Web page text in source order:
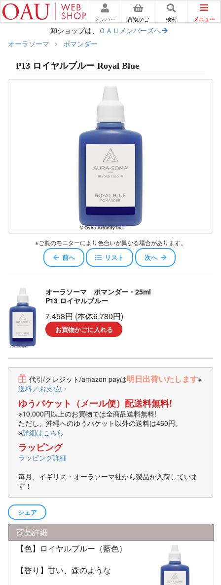
メンバー 買物かご 検索 メニュー
卸ショップは、
ＯＡＵメンバーズへ
オーラソーマ
ポマンダー
P13 ロイヤルブルー Royal Blue
※ご覧のモニターにより色合いが異なる場合があります。
前へ リスト 次へ
オーラソーマ ポマンダー・25ml
P13 ロイヤルブルー
7,458円 (本体6,780円)
お買物かごに入れる
代引/クレジット/amazon payは明日出荷いたします※
送料／お支払い
ゆうパケット（メール便）配送料無料!
※10,000円以上のお買物では全商品送料無料!
ただし、沖縄へのゆうパケット以外の送料は460円。
※詳細はこちら
ラッピング
ラッピング詳細
毎月、イギリス・オーラソーマ社から製品が入荷していま
す！
シェア
商品詳細
【色】ロイヤルブルー（藍色）
【香り】甘い、森のような